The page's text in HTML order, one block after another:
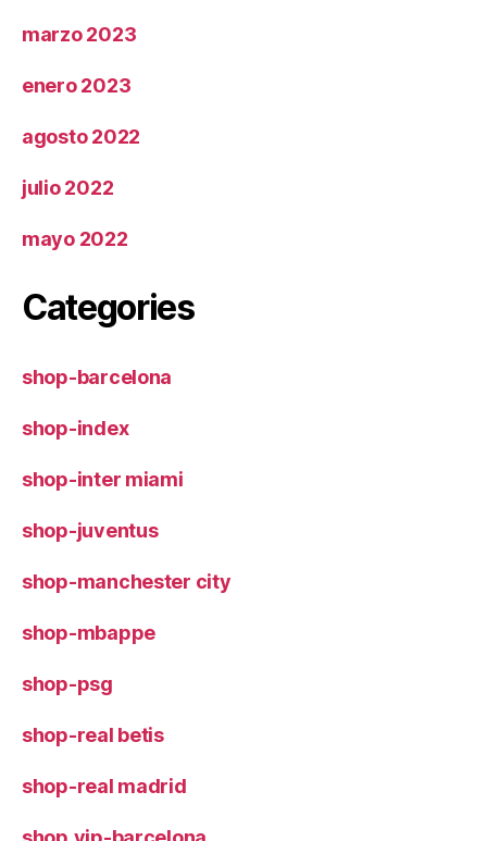
marzo 2023
enero 2023
agosto 2022
julio 2022
mayo 2022
Categories
shop-barcelona
shop-index
shop-inter miami
shop-juventus
shop-manchester city
shop-mbappe
shop-psg
shop-real betis
shop-real madrid